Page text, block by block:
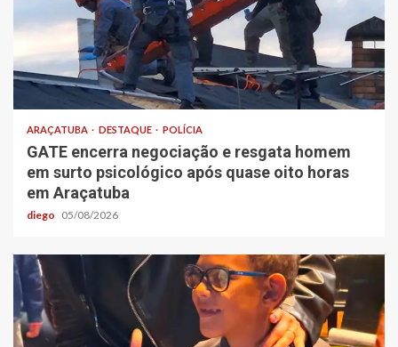
ARAÇATUBA DESTAQUE POLÍCIA
GATE encerra negociação e resgata homem
em surto psicológico após quase oito horas
em Araçatuba
diego 05/08/2026